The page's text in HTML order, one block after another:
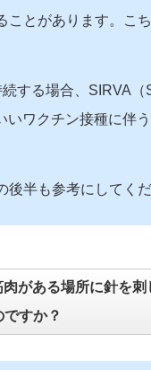
ことがあります。こ
する場合、SIRVA（
いワクチン接種に伴
半も参考にしてくだ
がある場所に針を
すか？